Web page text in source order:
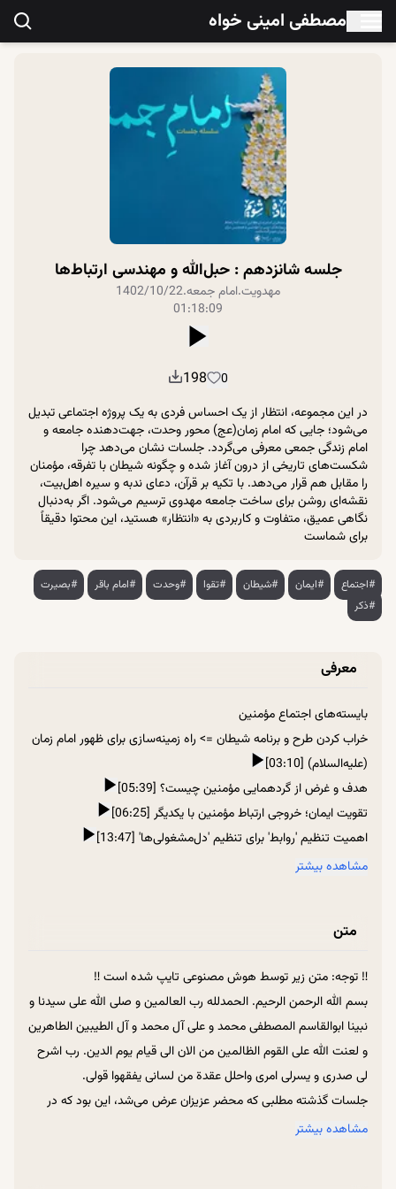
مصطفی امینی خواه
جلسه شانزدهم : حبل‌الله و مهندسی ارتباط‌ها
مهدویت.امام جمعه.
1402/10/22
01:18:09
0
198
در این مجموعه، انتظار از یک احساس فردی به یک پروژه اجتماعی تبدیل
می‌شود؛ جایی که امام زمان(عج) محور وحدت، جهت‌دهنده جامعه و
امام زندگی جمعی معرفی می‌گردد. جلسات نشان می‌دهد چرا
شکست‌های تاریخی از درون آغاز شده و چگونه شیطان با تفرقه، مؤمنان
را مقابل هم قرار می‌دهد. با تکیه بر قرآن، دعای ندبه و سیره اهل‌بیت،
نقشه‌ای روشن برای ساخت جامعه مهدوی ترسیم می‌شود. اگر به‌دنبال
نگاهی عمیق، متفاوت و کاربردی به «انتظار» هستید، این محتوا دقیقاً
برای شماست
#اجتماع #ایمان #شیطان #تقوا #وحدت #امام باقر
#بصیرت
#ذکر
معرفی
بایسته‌های اجتماع مؤمنین
خراب کردن طرح و برنامه شیطان => راه زمینه‌سازی برای ظهور امام زمان
(علیه‌السلام) [03:10]
هدف و غرض از گردهمایی مؤمنین چیست؟ [05:39]
تقویت ایمان؛ خروجی ارتباط مؤمنین با یکدیگر [06:25]
اهمیت تنظیم 'روابط' برای تنظیم 'دل‌مشغولی‌ها' [13:47]
ترک مجالس علما؛ علت از بین رفتن حال خوبِ معنوی در بیان امام
ماجرای حضور امام باقر (علیه‌السلام) در مجلس لهوِ هشام‌بن‌حکم و
آیه ۵۵ سوره مبارکه قصص=> اعراض بندگان خوب خدا از مجلس لغو و
بیهوده [31:02]
رازِ رسیدن به خشوع قلب در نماز => اعراض از لغو [32:10]
سیره مؤمنانه => ترک معاشرت و مجالست با جاهلان [37:00]
کدام مجلس موجب حسرت و وزر و وبال قیامتی می‌شود؟ [39:33]
ادعیه وارد شده از پیامبر اکرم (صل‌الله‌علیه‌و‌آله) برای مجالس [42:27]
مشاهده بیشتر
متن
‼ توجه: متن زیر توسط هوش مصنوعی تایپ شده است ‼
بسم الله الرحمن الرحیم. الحمدلله رب العالمین و صلی الله علی سیدنا و
نبینا ابوالقاسم المصطفی محمد و علی آل محمد و آل الطیبین الطاهرین
و لعنت الله علی القوم الظالمین من الان الی قیام یوم الدین. رب اشرح
لی صدری و یسرلی امری واحلل عقدة من لسانی یفقهوا قولی.
جلسات گذشته مطلبی که محضر عزیزان عرض می‌شد، این بود که در
تقابل با شیطان و در مسیر بندگی خدای متعال، آن چیزی که ما را به
مشاهده بیشتر